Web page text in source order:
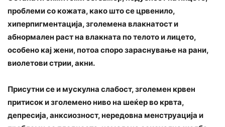
проблеми со кожата, како што се црвенило,
хиперпигментација, зголемена влакнатост и
абнормален раст на влакната по телото и лицето,
особено кај жени, потоа споро зараснување на рани,
виолетови стрии, акни.
Присутни се и мускулна слабост, зголемен крвен
притисок и зголемено ниво на шеќер во крвта,
депресија, анксиозност, нередовна менструација и